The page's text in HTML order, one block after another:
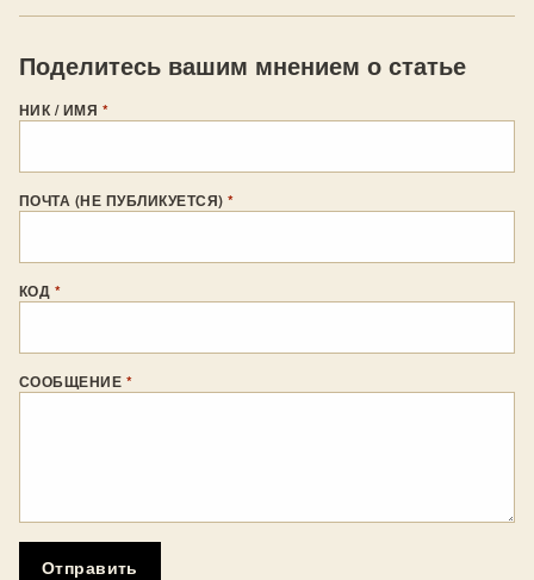
Поделитесь вашим мнением о статье
НИК / ИМЯ *
ПОЧТА (НЕ ПУБЛИКУЕТСЯ)*
КОД *
СООБЩЕНИЕ *
Отправить